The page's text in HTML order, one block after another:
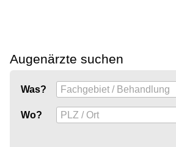
Augenärzte suchen
Was?
Wo?